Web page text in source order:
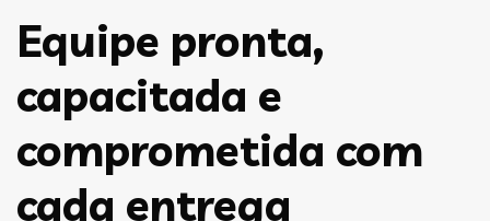
Equipe pronta,
capacitada e
comprometida com
cada entrega